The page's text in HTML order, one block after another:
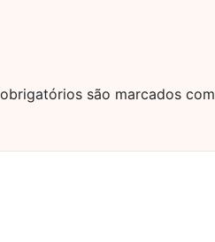
são marcados com